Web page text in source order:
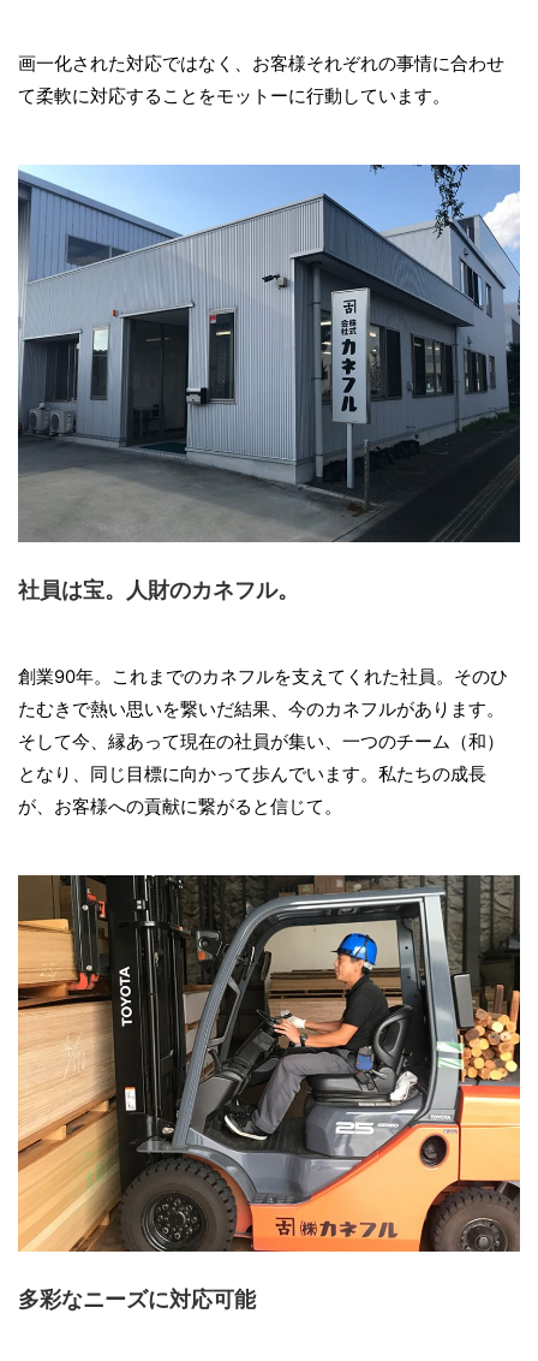
画一化された対応ではなく、お客様それぞれの事情に合わせ
て柔軟に対応することをモットーに行動しています。
社員は宝。人財のカネフル。
創業90年。これまでのカネフルを支えてくれた社員。そのひ
たむきで熱い思いを繋いだ結果、今のカネフルがあります。
そして今、縁あって現在の社員が集い、一つのチーム（和）
となり、同じ目標に向かって歩んでいます。私たちの成長
が、お客様への貢献に繋がると信じて。
多彩なニーズに対応可能